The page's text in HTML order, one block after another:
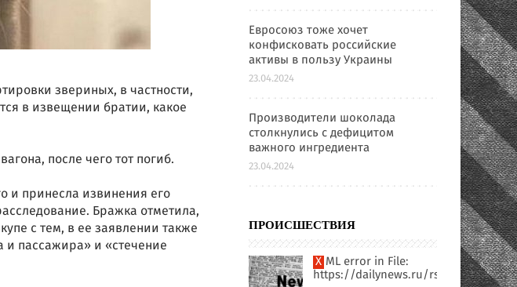
звериных, в частности,
в извещении братии, какое
после чего тот погиб.
и принесла извинения его
Бражка отметила,
с тем, в ее заявлении также
и пассажира» и «стечение
Евросоюз тоже хочет
конфисковать российские
активы в пользу Украины
23.04.2024
Производители шоколада
столкнулись с дефицитом
важного ингредиента
23.04.2024
ПРОИСШЕСТВИЯ
XML error in File:
https://dailynews.ru/rssfull.xml